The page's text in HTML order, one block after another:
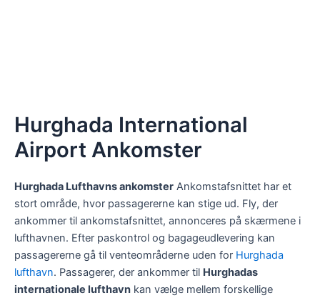
Hurghada International
Airport Ankomster
Hurghada Lufthavns ankomster Ankomstafsnittet har et
stort område, hvor passagererne kan stige ud. Fly, der
ankommer til ankomstafsnittet, annonceres på skærmene i
lufthavnen. Efter paskontrol og bagageudlevering kan
passagererne gå til venteområderne uden for Hurghada
lufthavn. Passagerer, der ankommer til Hurghadas
internationale lufthavn kan vælge mellem forskellige